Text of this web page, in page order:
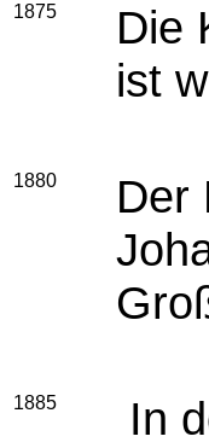
1875
Die
ist
1880
Der
1885 In